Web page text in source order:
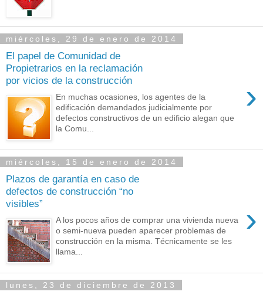
miércoles, 29 de enero de 2014
El papel de Comunidad de
Propietrarios en la reclamación
por vicios de la construcción
›
En muchas ocasiones, los agentes de la
edificación demandados judicialmente por
defectos constructivos de un edificio alegan que
la Comu...
miércoles, 15 de enero de 2014
Plazos de garantía en caso de
defectos de construcción “no
visibles”
›
A los pocos años de comprar una vivienda nueva
o semi-nueva pueden aparecer problemas de
construcción en la misma. Técnicamente se les
llama...
lunes, 23 de diciembre de 2013